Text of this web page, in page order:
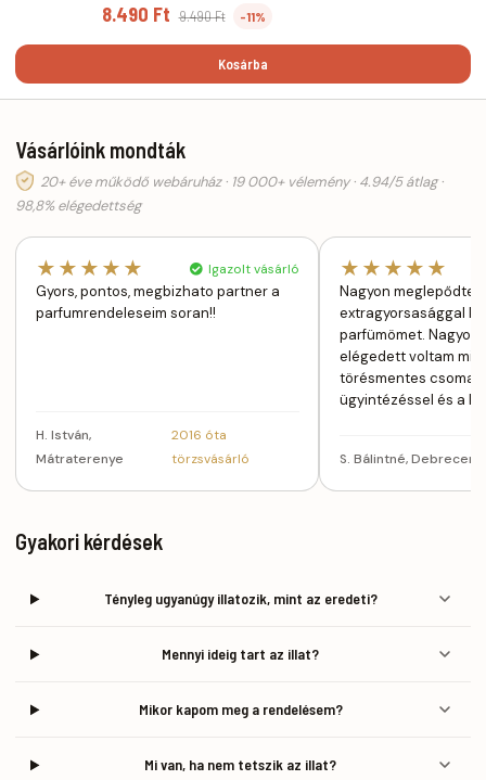
8.490 Ft 9.490 Ft -11%
Kosárba
Vásárlóink mondták
20+ éve működő webáruház · 19 000+ vélemény · 4.94/5 átlag ·
98,8% elégedettség
★★★★★ Igazolt vásárló
Gyors, pontos, megbizhato partner a
parfumrendeleseim soran!!
H. István,
Mátraterenye
2016 óta
törzsvásárló
★★★★★
Nagyon
extragyorsasággal
parfümömet. Nagyon
elégedett voltam
törésmentes
ügyintézéssel és a
S. Bálintné, Debrecen
Gyakori kérdések
Tényleg ugyanúgy illatozik, mint az eredeti?
Mennyi ideig tart az illat?
Mikor kapom meg a rendelésem?
Mi van, ha nem tetszik az illat?